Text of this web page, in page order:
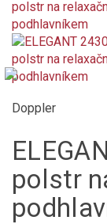
Doppler
polstr